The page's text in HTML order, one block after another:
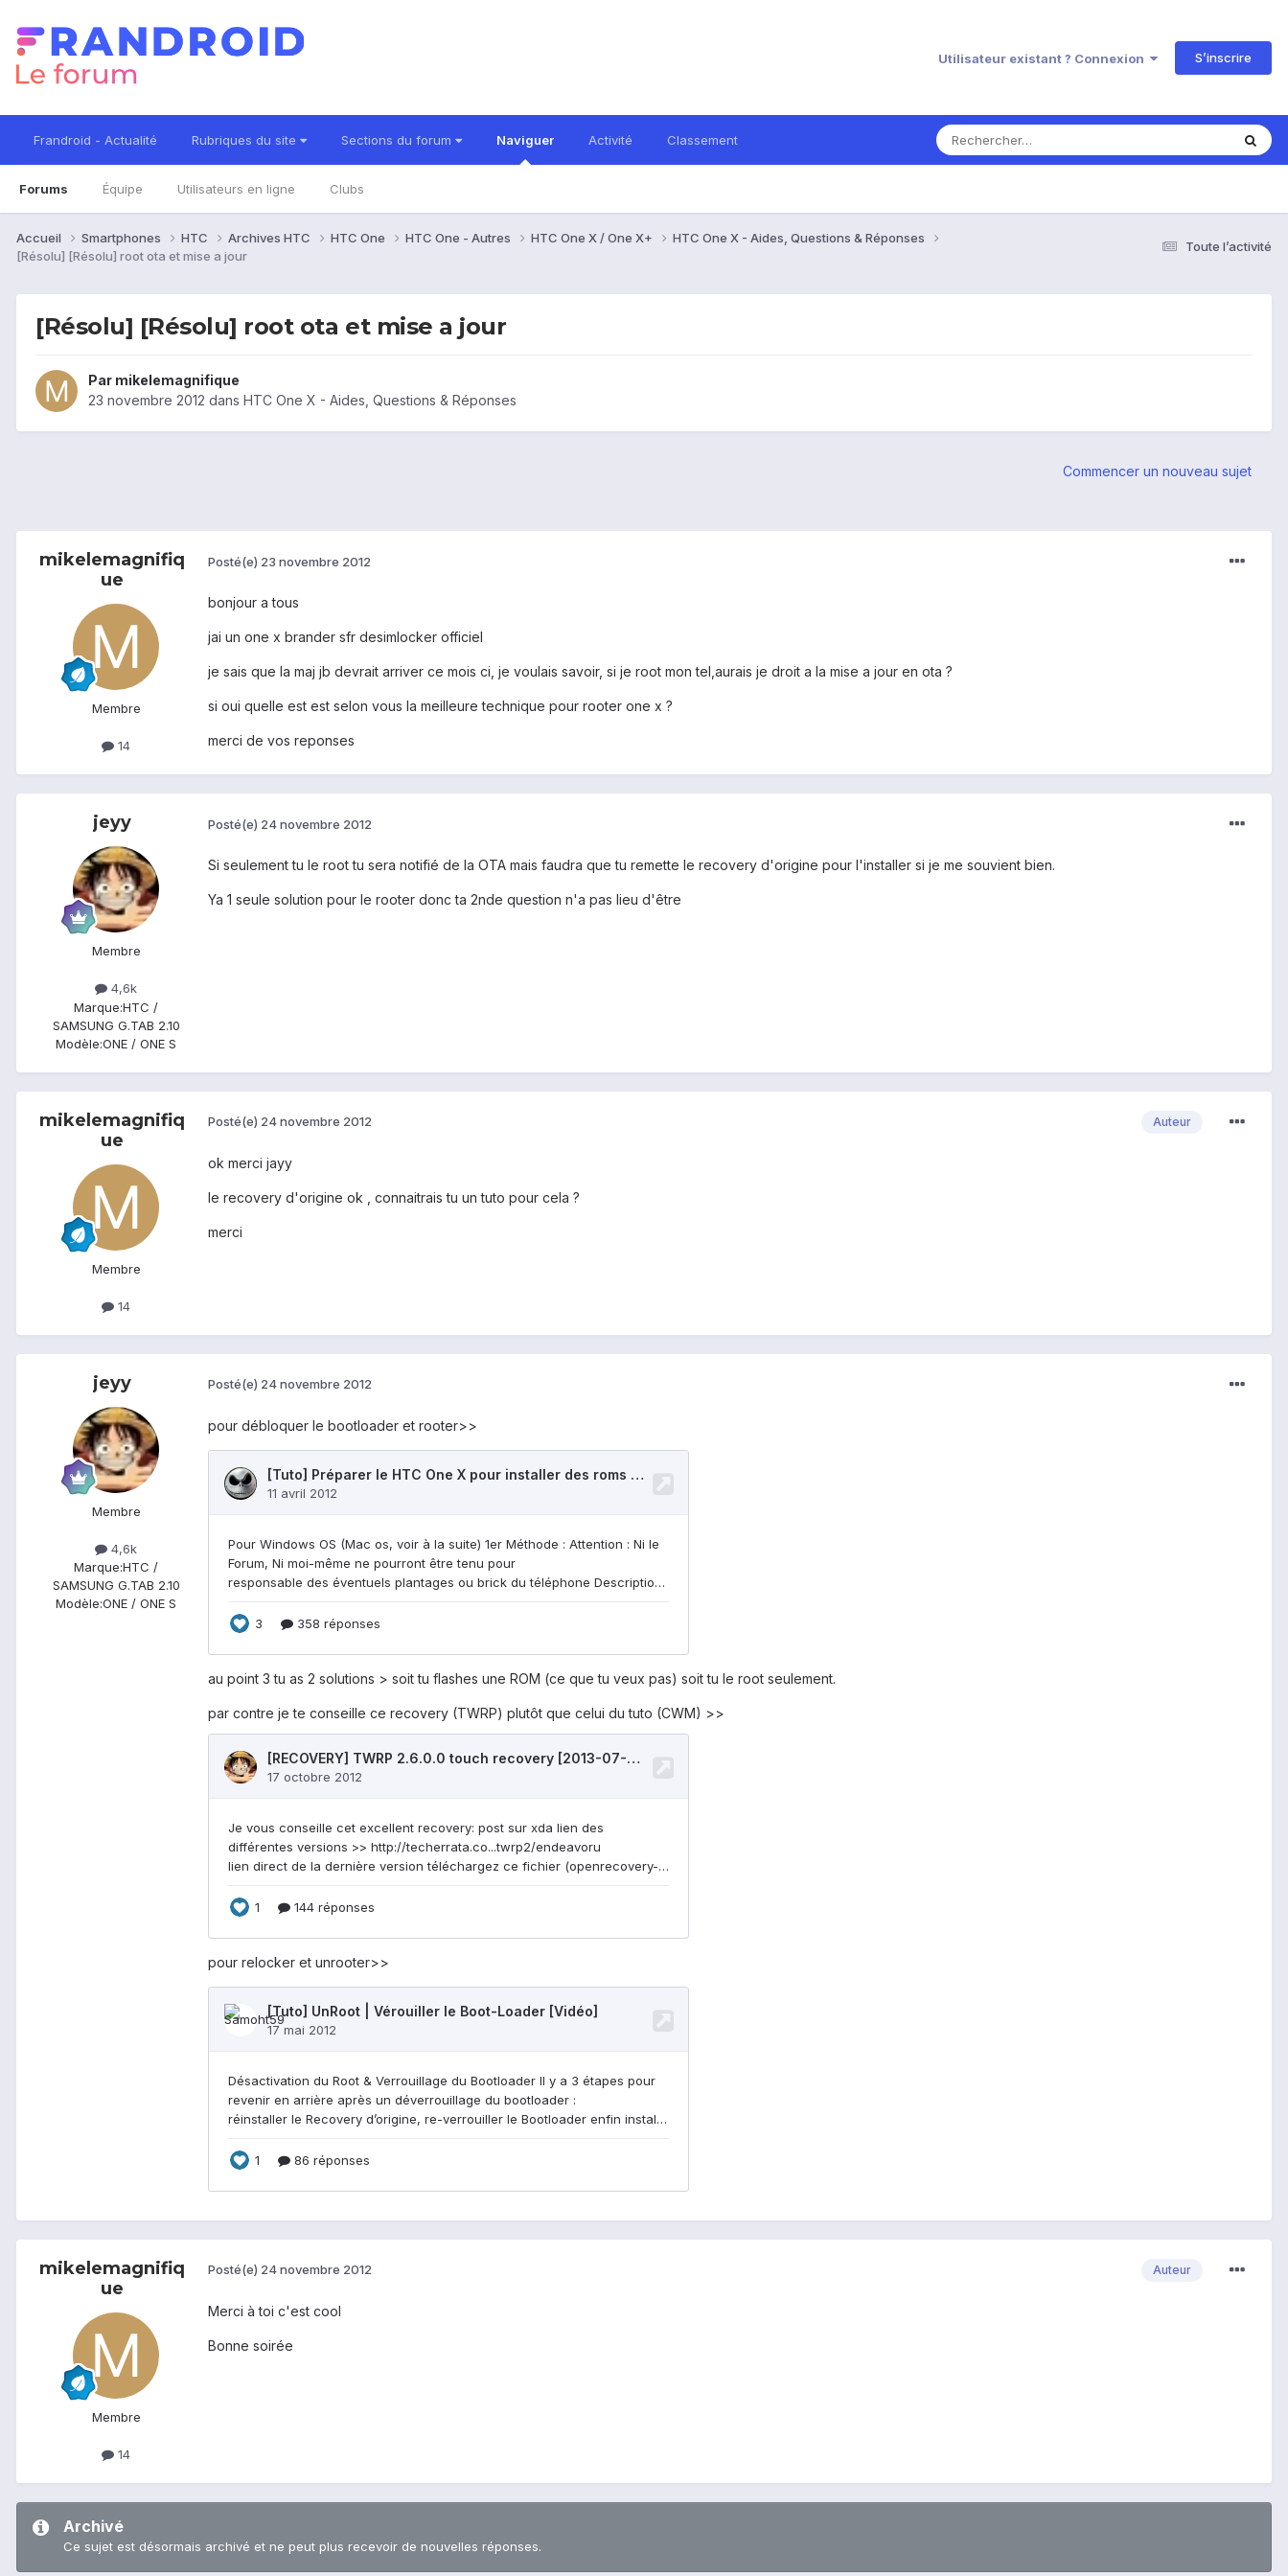
Utilisateur existant ? Connexion S’inscrire
Frandroid - Actualité Rubriques du site Sections du forum Naviguer
Forums Équipe Utilisateurs en ligne Clubs
Activité Classement
Toute l’activité
Accueil Smartphones HTC Archives HTC HTC One HTC One - Autres HTC One X / One X+
HTC One X - Aides, Questions & Réponses
[Résolu] [Résolu] root ota et mise a jour
[Résolu] [Résolu] root ota et mise a jour
Par mikelemagnifique
23 novembre 2012 dans HTC One X - Aides, Questions & Réponses
Commencer un nouveau sujet
mikelemagnifiq
ue
Membre
14
Posté(e) 23 novembre 2012
bonjour a tous
jai un one x brander sfr desimlocker officiel
je sais que la maj jb devrait arriver ce mois ci, je voulais savoir, si je root mon tel,aurais je droit a la mise a jour en ota ?
si oui quelle est est selon vous la meilleure technique pour rooter one x ?
merci de vos reponses
jeyy
Membre
4,6k
Marque:HTC /
SAMSUNG G.TAB 2.10
Modèle:ONE / ONE S
Posté(e) 24 novembre 2012
Si seulement tu le root tu sera notifié de la OTA mais faudra que tu remette le recovery d'origine pour l'installer si je me souvient bien.
Ya 1 seule solution pour le rooter donc ta 2nde question n'a pas lieu d'être
mikelemagnifiq
ue
Membre
14
Auteur
Posté(e) 24 novembre 2012
ok merci jayy
le recovery d'origine ok , connaitrais tu un tuto pour cela ?
merci
jeyy
Membre
4,6k
Marque:HTC /
SAMSUNG G.TAB 2.10
Modèle:ONE / ONE S
Posté(e) 24 novembre 2012
pour débloquer le bootloader et rooter>>
au point 3 tu as 2 solutions > soit tu flashes une ROM (ce que tu veux pas) soit tu le root seulement.
par contre je te conseille ce recovery (TWRP) plutôt que celui du tuto (CWM) >>
pour relocker et unrooter>>
mikelemagnifiq
ue
Membre
14
Auteur
Posté(e) 24 novembre 2012
Merci à toi c'est cool
Bonne soirée
Archivé
Ce sujet est désormais archivé et ne peut plus recevoir de nouvelles réponses.